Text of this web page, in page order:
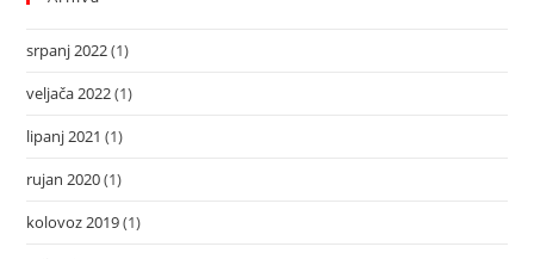
srpanj 2022(1)
veljača 2022(1)
lipanj 2021 (1)
rujan 2020(1)
kolovoz 2019(1)